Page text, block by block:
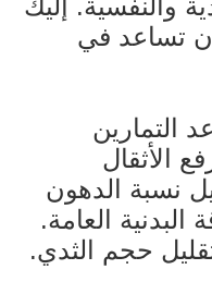
والنفسية. إليك
تساعد في
التمارين
الأثقال
نسبة الدهون
العامة.
حجم الثدي.